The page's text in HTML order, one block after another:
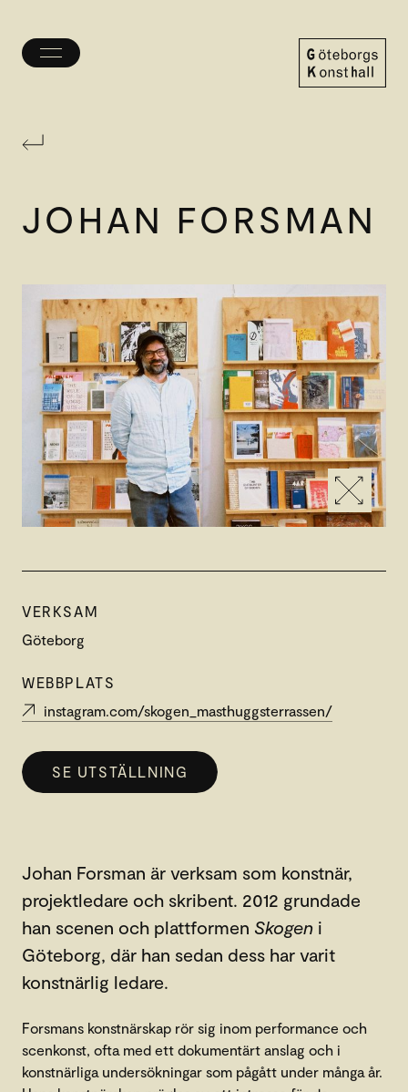
Öppna/stäng
JOHAN FORSMAN
VERKSAM
Göteborg
WEBBPLATS
instagram.com/skogen_masthuggsterrassen/
SE UTSTÄLLNING
Johan Forsman är verksam som konstnär,
projektledare och skribent. 2012 grundade
han scenen och plattformen Skogen i
Göteborg, där han sedan dess har varit
konstnärlig ledare.
Forsmans konstnärskap rör sig inom performance och
scenkonst, ofta med ett dokumentärt anslag och i
konstnärliga undersökningar som pågått under många år.